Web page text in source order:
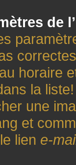
de
horaire
la liste!
une
et
lien e-